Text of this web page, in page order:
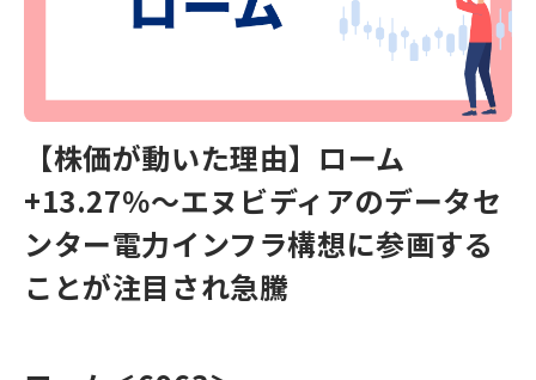
【株価が動いた理由】ローム
+13.27％～エヌビディアのデータセ
ンター電力インフラ構想に参画する
ことが注目され急騰